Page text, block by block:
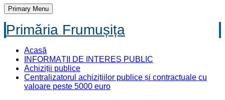
Primary Menu
Primăria Frumușița
Acasă
INFORMAȚII DE INTERES PUBLIC
Achiziții publice
Centralizatorul achizițiilor publice și contractuale cu
valoare peste 5000 euro